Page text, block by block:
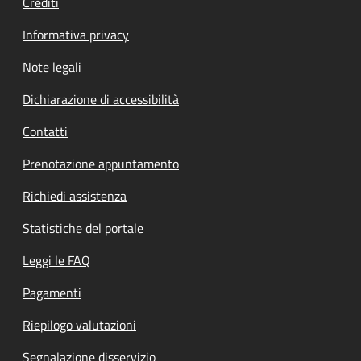
Informativa privacy
Note legali
Dichiarazione di accessibilità
Contatti
Prenotazione appuntamento
Richiedi assistenza
Statistiche del portale
Leggi le FAQ
Pagamenti
Riepilogo valutazioni
Segnalazione disservizio